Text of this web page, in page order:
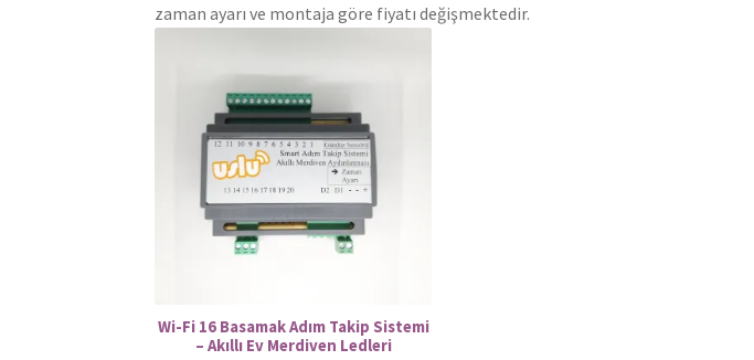
zaman ayarı ve montaja göre fiyatı değişmektedir.
Wi-Fi 16 Basamak Adım Takip Sistemi
– Akıllı Ev Merdiven Ledleri